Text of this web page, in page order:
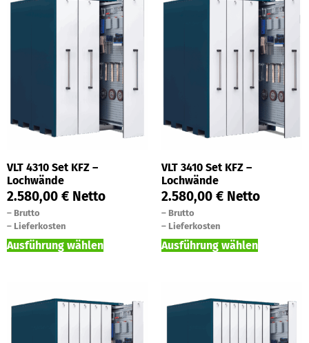
VLT 4310 Set KFZ –
Lochwände
2.580,00 € Netto
– Brutto
– Lieferkosten
Ausführung wählen
VLT 3410 Set KFZ –
Lochwände
2.580,00 € Netto
– Brutto
– Lieferkosten
Ausführung wählen